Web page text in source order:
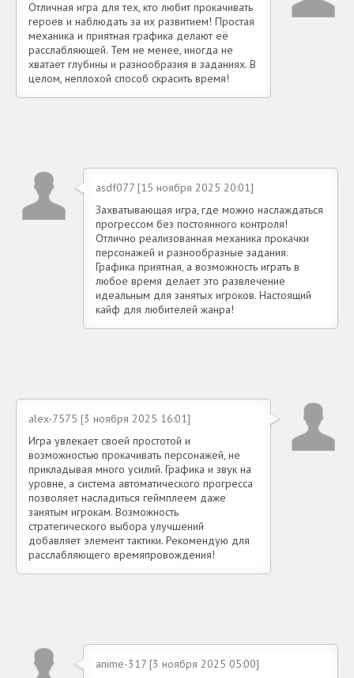
Отличная игра для тех, кто любит прокачивать
героев и наблюдать за их развитием! Простая
механика и приятная графика делают её
расслабляющей. Тем не менее, иногда не
хватает глубины и разнообразия в заданиях. В
целом, неплохой способ скрасить время!
asdf077 [15 ноября 2025 20:01]
Захватывающая игра, где можно наслаждаться
прогрессом без постоянного контроля!
Отлично реализованная механика прокачки
персонажей и разнообразные задания.
Графика приятная, а возможность играть в
любое время делает это развлечение
идеальным для занятых игроков. Настоящий
кайф для любителей жанра!
alex-7575 [3 ноября 2025 16:01]
Игра увлекает своей простотой и
возможностью прокачивать персонажей, не
прикладывая много усилий. Графика и звук на
уровне, а система автоматического прогресса
позволяет насладиться геймплеем даже
занятым игрокам. Возможность
стратегического выбора улучшений
добавляет элемент тактики. Рекомендую для
расслабляющего времяпровождения!
anime-317 [3 ноября 2025 05:00]